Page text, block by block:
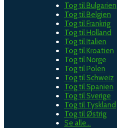
Tog til Bulgarien
Tog til Belgien
Tog til Frankrig
Tog til Holland
Tog til Italien
Tog til Kroatien
Tog til Norge
Tog til Polen
Tog til Schweiz
Tog til Spanien
Tog til Sverige
Tog til Tyskland
Tog til Østrig
Se alle…